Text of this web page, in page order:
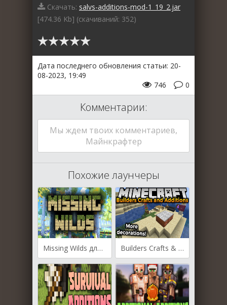
Скачать: salvs-additions-mod-1_19_2.jar
[474.36 Kb] (cкачиваний: 352)
Дата последнего обновления статьи: 20-
08-2023, 19:49
0
746
Комментарии:
Мы ждем твоих комментариев,
Майнкрафтер
Похожие лаунчеры
Missing Wilds для Майнкрафт [1.20.1, 1.19.4, 1.19.3] Builders Crafts & Additions для Майнкрафт [1.20.1, 1.19.4, 1.19.2]